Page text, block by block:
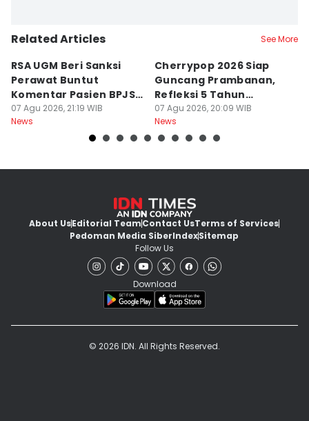
Related Articles See More
RSA UGM Beri Sanksi
Perawat Buntut
Komentar Pasien BPJS
di Medsos
07 Agu 2026, 21:19 WIB
News
Cherrypop 2026 Siap
Guncang Prambanan,
Refleksi 5 Tahun
Perjalanan
07 Agu 2026, 20:09 WIB
News
About UsEditorial TeamContact UsTerms of Services
Pedoman Media SiberIndexSitemap
Follow Us
Download
© 2026 IDN. All Rights Reserved.